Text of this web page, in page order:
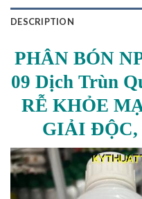
DESCRIPTION
PHÂN BÓN
09 Dịch Trùn
RỄ KHỎE
GIẢI